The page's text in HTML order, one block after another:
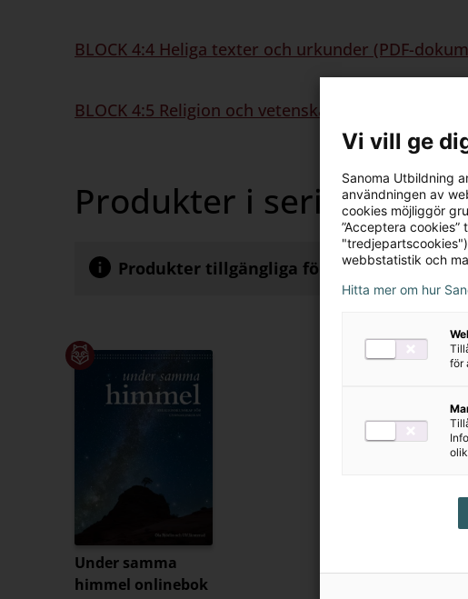
BLOCK 4:4 Heliga texter och urkunder (PDF-
BLOCK 4:5 Religion och vetenskap (PDF-dokument,
Produkter i serien
Produkter tillgängliga för köp av
Under samma
himmel onlinebok
Vi vill ge
Sanoma Utbildning
användningen av
cookies möjliggör
”Acceptera
webbstatistik och
Hitta mer om hur
för